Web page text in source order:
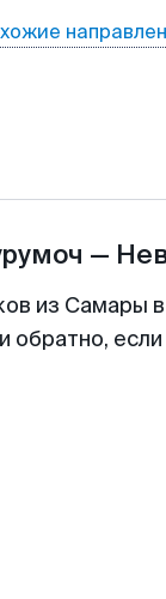
—
из Самары